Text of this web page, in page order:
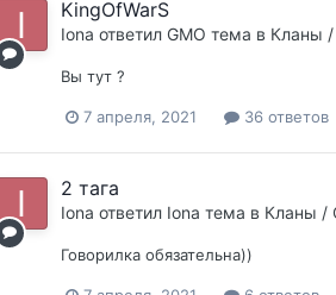
KingOfWarS
Iona ответил GMO тема в Кланы /
Вы тут ?
7 апреля, 2021 36 ответов
2 тага
Iona ответил Iona тема в Кланы /
Говорилка обязательна))